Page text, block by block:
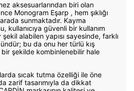
aksesuarlarından biri olan
Monogram Eşarp , hem şıklığı
sunmaktadır. Kayma
kullanıcıya güvenli bir kullanım
alabilen yapısı sayesinde, farklı
bu da onu her türlü kış
şekilde kombinlenebilir hale
sıcak tutma özelliği ile öne
zarif tasarımıyla da dikkat